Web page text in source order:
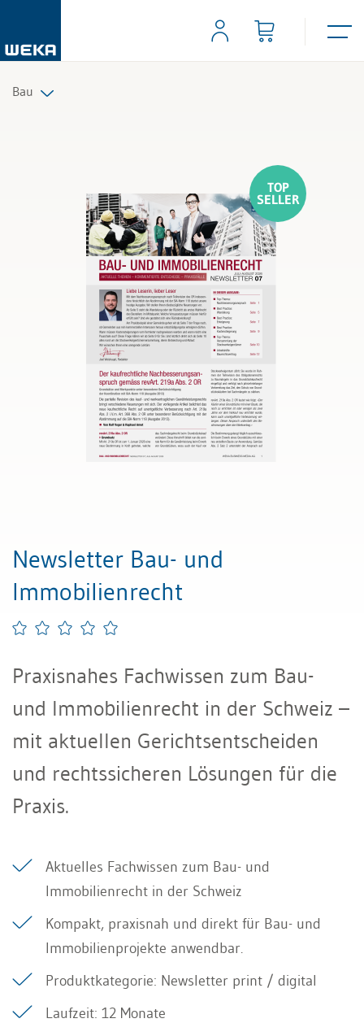
Bau
Newsletter Bau- und
Immobilienrecht
Praxisnahes Fachwissen zum Bau-
und Immobilienrecht in der Schweiz –
mit aktuellen Gerichtsentscheiden
und rechtssicheren Lösungen für die
Praxis.
Aktuelles Fachwissen zum Bau- und
Immobilienrecht in der Schweiz
Kompakt, praxisnah und direkt für Bau- und
Immobilienprojekte anwendbar.
Produktkategorie: Newsletter print / digital
Laufzeit: 12 Monate